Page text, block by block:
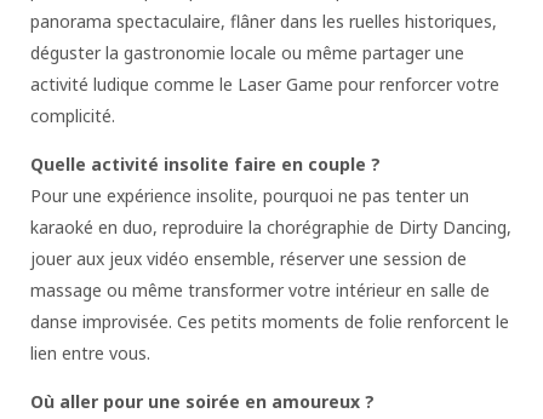
panorama spectaculaire, flâner dans les ruelles historiques,
déguster la gastronomie locale ou même partager une
activité ludique comme le Laser Game pour renforcer votre
complicité.
Quelle activité insolite faire en couple ?
Pour une expérience insolite, pourquoi ne pas tenter un
karaoké en duo, reproduire la chorégraphie de Dirty Dancing,
jouer aux jeux vidéo ensemble, réserver une session de
massage ou même transformer votre intérieur en salle de
danse improvisée. Ces petits moments de folie renforcent le
lien entre vous.
Où aller pour une soirée en amoureux ?